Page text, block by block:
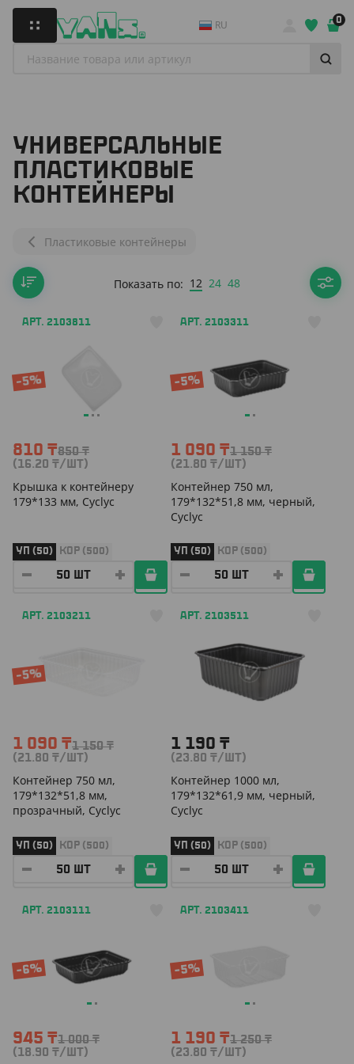
RU 0
УНИВЕРСАЛЬНЫЕ
ПЛАСТИКОВЫЕ
КОНТЕЙНЕРЫ
Пластиковые контейнеры
Показать по: 12 24 48
АРТ. 2103811
-5%
810 ₸850₸
(16.20 ₸/ШТ)
Крышка к контейнеру
179*133 мм, Cyclyс
УП (50) КОР (500)
АРТ. 2103311
-5%
1 090 ₸1 150₸
(21.80 ₸/ШТ)
Контейнер 750 мл,
179*132*51,8 мм, черный,
Cyclyc
УП (50) КОР (500)
АРТ. 2103211
-5%
1 090 ₸1 150₸
(21.80 ₸/ШТ)
Контейнер 750 мл,
179*132*51,8 мм,
прозрачный, Cyclyc
УП (50) КОР (500)
АРТ. 2103511
1 190 ₸
(23.80 ₸/ШТ)
Контейнер 1000 мл,
179*132*61,9 мм, черный,
Cyclyc
УП (50) КОР (500)
АРТ. 2103111
-6%
945 ₸1 000₸
(18.90 ₸/ШТ)
АРТ. 2103411
-5%
1 190 ₸1 250₸
(23.80 ₸/ШТ)